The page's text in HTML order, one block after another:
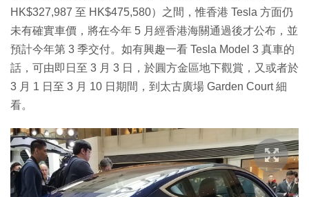
HK$327,987 至 HK$475,580）之間，惟香港 Tesla 方面仍
未有確實車價，將在今年 5 月經香港海關通過後才公布，並
預計今年第 3 季交付。如有興趣一看 Tesla Model 3 真車的
話，可由即日至 3 月 3 日，於圓方金區地下觀賞，又或者於
3 月 1 日至 3 月 10 日期間，到太古廣場 Garden Court 細
看。